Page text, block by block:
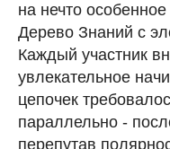
на нечто
Дерево Знаний с
Каждый участник
увлекательное
цепочек
параллельно -
перепутав